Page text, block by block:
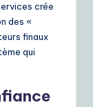
crée
des «
finaux
qui